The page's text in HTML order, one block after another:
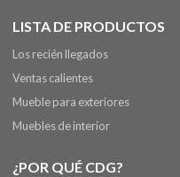
LISTA DE PRODUCTOS
Los recién llegados
Ventas calientes
Mueble para exteriores
Muebles de interior
¿POR QUÉ CDG?